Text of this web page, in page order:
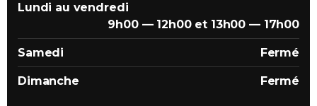
Lundi au vendredi
9h00 — 12h00 et 13h00 — 17h00
Samedi Fermé
Dimanche Fermé